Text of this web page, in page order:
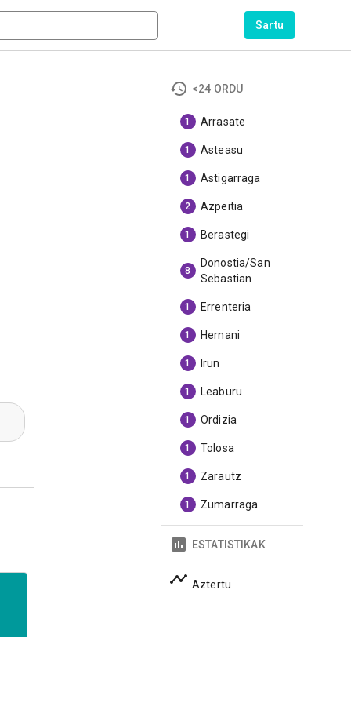
Sartu
<24 ORDU
1 Arrasate
1 Asteasu
1 Astigarraga
2 Azpeitia
1 Berastegi
8
Donostia/San
Sebastian
1 Errenteria
1 Hernani
1 Irun
1 Leaburu
1 Ordizia
1 Tolosa
1 Zarautz
1 Zumarraga
ESTATISTIKAK
Aztertu